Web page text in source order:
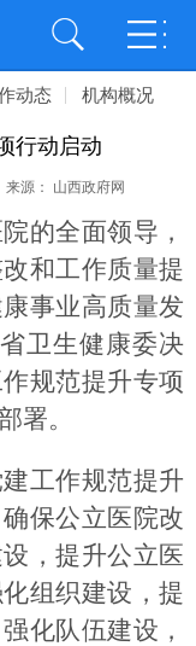
动态 机构概况
行动启动
源： 山西政府网
的全面领导，
和工作质量提
事业高质量发
卫生健康委决
规范提升专项
署。
工作规范提升
保公立医院改
，提升公立医
组织建设，提
化队伍建设，